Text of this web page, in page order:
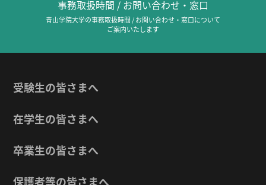
事務取扱時間 / お問い合わせ・窓口
青山学院大学の事務取扱時間 / お問い合わせ・窓口について
ご案内いたします
受験生の皆さまへ
在学生の皆さまへ
卒業生の皆さまへ
保護者等の皆さまへ